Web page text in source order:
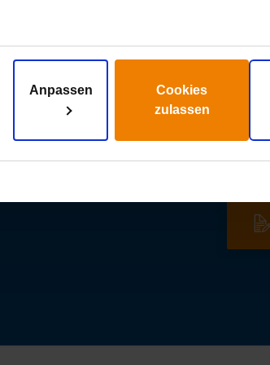
Anpassen
Cookies
zulassen